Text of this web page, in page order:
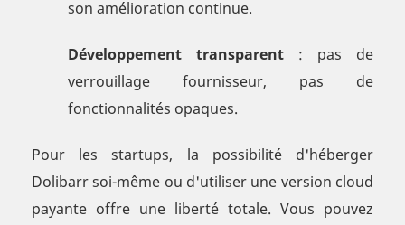
son amélioration continue.
Développement transparent : pas de
verrouillage fournisseur, pas de
fonctionnalités opaques.
Pour les startups, la possibilité d'héberger
Dolibarr soi-même ou d'utiliser une version cloud
payante offre une liberté totale. Vous pouvez